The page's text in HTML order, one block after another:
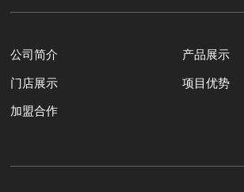
公司简介 产品展示
门店展示 项目优势
加盟合作